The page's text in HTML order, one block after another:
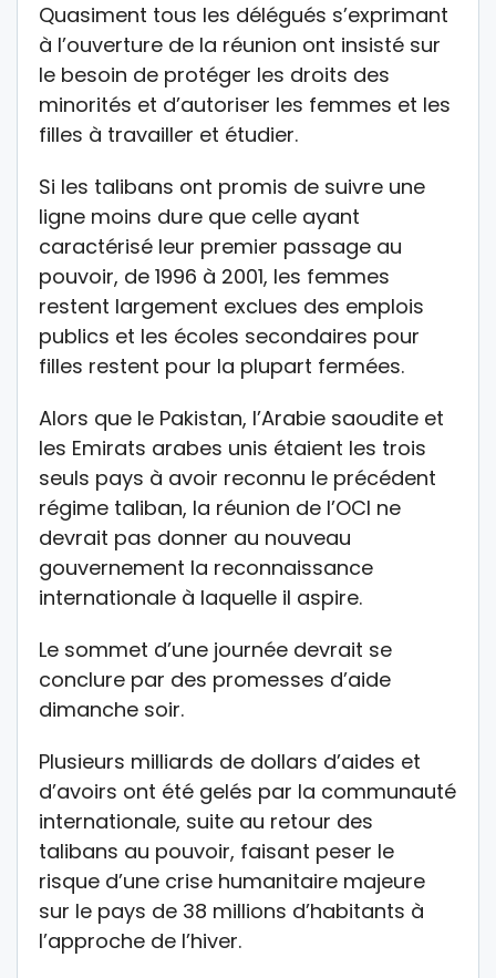
Quasiment tous les délégués s’exprimant
à l’ouverture de la réunion ont insisté sur
le besoin de protéger les droits des
minorités et d’autoriser les femmes et les
filles à travailler et étudier.
Si les talibans ont promis de suivre une
ligne moins dure que celle ayant
caractérisé leur premier passage au
pouvoir, de 1996 à 2001, les femmes
restent largement exclues des emplois
publics et les écoles secondaires pour
filles restent pour la plupart fermées.
Alors que le Pakistan, l’Arabie saoudite et
les Emirats arabes unis étaient les trois
seuls pays à avoir reconnu le précédent
régime taliban, la réunion de l’OCI ne
devrait pas donner au nouveau
gouvernement la reconnaissance
internationale à laquelle il aspire.
Le sommet d’une journée devrait se
conclure par des promesses d’aide
dimanche soir.
Plusieurs milliards de dollars d’aides et
d’avoirs ont été gelés par la communauté
internationale, suite au retour des
talibans au pouvoir, faisant peser le
risque d’une crise humanitaire majeure
sur le pays de 38 millions d’habitants à
l’approche de l’hiver.